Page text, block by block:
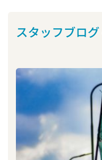
スタッフブログ